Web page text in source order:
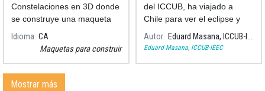
Constelaciones en 3D donde
se construye una maqueta
en 3 dimensiones de la
constelación de Orión para
poder observar desde
Idioma CA
Maquetas para construir
del ICCUB, ha viajado a
Chile para ver el eclipse y
tomar algunas imágenes del
fenómeno.
Autor Eduard Masana, ICCUB-IEEC
Eduard Masana, ICCUB-IEEC
Mostrar más